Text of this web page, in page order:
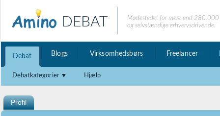
DEBAT
Mødestedet for mere end
og selvstændige erhvervsdrivende.
Debat Blogs Virksomhedsbørs Freelancer
Debatkategorier Hjælp
Profil